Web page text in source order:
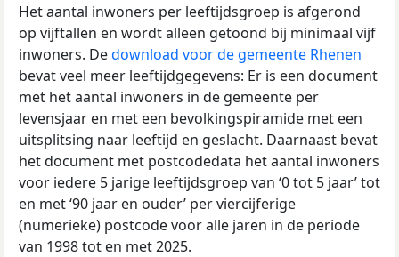
Het aantal inwoners per leeftijdsgroep is afgerond
op vijftallen en wordt alleen getoond bij minimaal vijf
inwoners. Dedownload voor de gemeente Rhenen
bevat veel meer leeftijdgegevens: Er is een document
met het aantal inwoners in de gemeente per
levensjaar en met een bevolkingspiramide met een
uitsplitsing naar leeftijd en geslacht. Daarnaast bevat
het document met postcodedata het aantal inwoners
voor iedere 5 jarige leeftijdsgroep van ‘0 tot 5 jaar’ tot
en met ‘90 jaar en ouder’ per viercijferige
(numerieke) postcode voor alle jaren in de periode
van 1998 tot en met 2025.